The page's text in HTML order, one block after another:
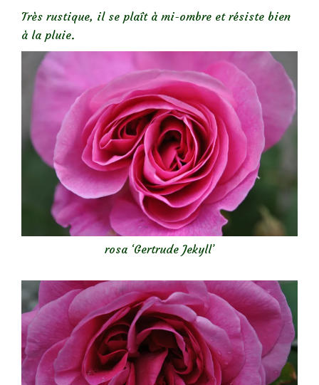
Très rustique, il se plaît à mi-ombre et résiste bien
à la pluie.
rosa ‘Gertrude Jekyll’